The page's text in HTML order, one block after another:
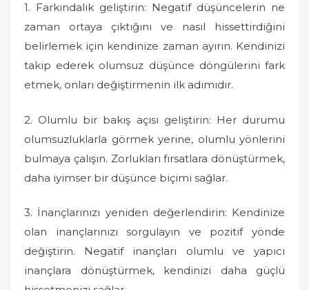
1. Farkındalık geliştirin: Negatif düşüncelerin ne
zaman ortaya çıktığını ve nasıl hissettirdiğini
belirlemek için kendinize zaman ayırın. Kendinizi
takip ederek olumsuz düşünce döngülerini fark
etmek, onları değiştirmenin ilk adımıdır.
2. Olumlu bir bakış açısı geliştirin: Her durumu
olumsuzluklarla görmek yerine, olumlu yönlerini
bulmaya çalışın. Zorlukları fırsatlara dönüştürmek,
daha iyimser bir düşünce biçimi sağlar.
3. İnançlarınızı yeniden değerlendirin: Kendinize
olan inançlarınızı sorgulayın ve pozitif yönde
değiştirin. Negatif inançları olumlu ve yapıcı
inançlara dönüştürmek, kendinizi daha güçlü